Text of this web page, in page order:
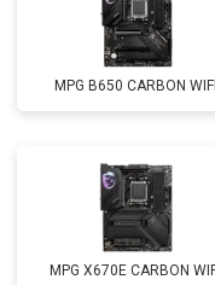
MPG B650 CARBON WIFI
MPG X670E CARBON